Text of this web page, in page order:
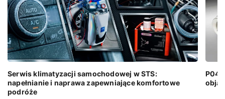
Serwis klimatyzacji samochodowej w STS:
napełnianie i naprawa zapewniające komfortowe
podróże